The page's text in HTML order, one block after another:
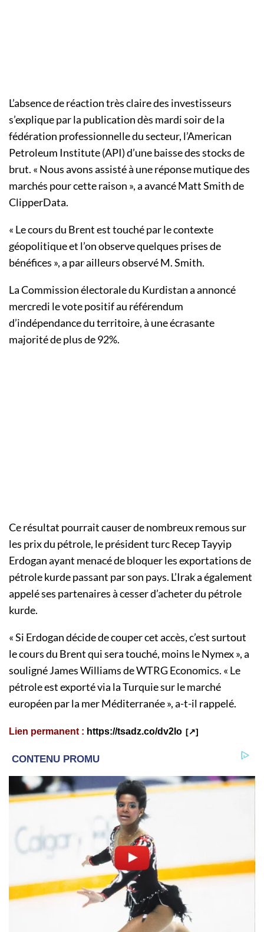
L’absence de réaction très claire des investisseurs
s’explique par la publication dès mardi soir de la
fédération professionnelle du secteur, l’American
Petroleum Institute (API) d’une baisse des stocks de
brut. « Nous avons assisté à une réponse mutique des
marchés pour cette raison », a avancé Matt Smith de
ClipperData.
« Le cours du Brent est touché par le contexte
géopolitique et l’on observe quelques prises de
bénéfices », a par ailleurs observé M. Smith.
La Commission électorale du Kurdistan a annoncé
mercredi le vote positif au référendum
d’indépendance du territoire, à une écrasante
majorité de plus de 92%.
Ce résultat pourrait causer de nombreux remous sur
les prix du pétrole, le président turc Recep Tayyip
Erdogan ayant menacé de bloquer les exportations de
pétrole kurde passant par son pays. L’Irak a également
appelé ses partenaires à cesser d’acheter du pétrole
kurde.
« Si Erdogan décide de couper cet accès, c’est surtout
le cours du Brent qui sera touché, moins le Nymex », a
souligné James Williams de WTRG Economics. « Le
pétrole est exporté via la Turquie sur le marché
européen par la mer Méditerranée », a-t-il rappelé.
Lien permanent : https://tsadz.co/dv2lo